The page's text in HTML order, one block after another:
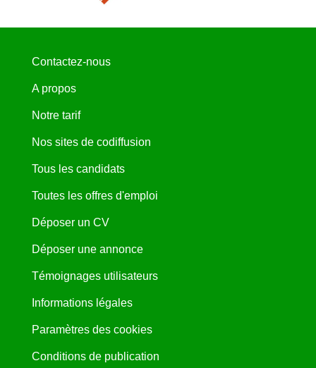
Contactez-nous
A propos
Notre tarif
Nos sites de codiffusion
Tous les candidats
Toutes les offres d'emploi
Déposer un CV
Déposer une annonce
Témoignages utilisateurs
Informations légales
Paramètres des cookies
Conditions de publication